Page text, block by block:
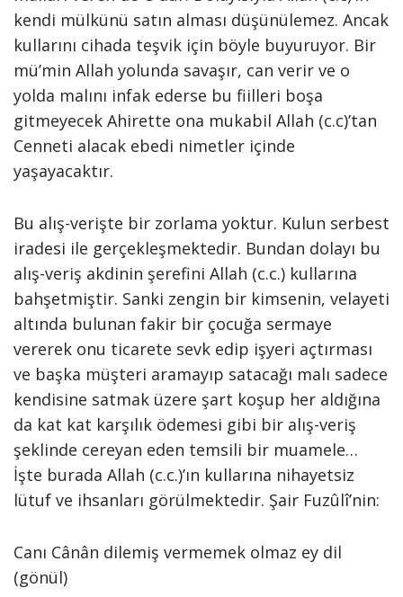
kendi mülkünü satın alması düşünülemez. Ancak
kullarını cihada teşvik için böyle buyuruyor. Bir
mü’min Allah yolunda savaşır, can verir ve o
yolda malını infak ederse bu fiilleri boşa
gitmeyecek Ahirette ona mukabil Allah (c.c)’tan
Cenneti alacak ebedi nimetler içinde
yaşayacaktır.
Bu alış-verişte bir zorlama yoktur. Kulun serbest
iradesi ile gerçekleşmektedir. Bundan dolayı bu
alış-veriş akdinin şerefini Allah (c.c.) kullarına
bahşetmiştir. Sanki zengin bir kimsenin, velayeti
altında bulunan fakir bir çocuğa sermaye
vererek onu ticarete sevk edip işyeri açtırması
ve başka müşteri aramayıp satacağı malı sadece
kendisine satmak üzere şart koşup her aldığına
da kat kat karşılık ödemesi gibi bir alış-veriş
şeklinde cereyan eden temsili bir muamele…
İşte burada Allah (c.c.)’ın kullarına nihayetsiz
lütuf ve ihsanları görülmektedir. Şair Fuzûlî’nin:
Canı Cânân dilemiş vermemek olmaz ey dil
(gönül)